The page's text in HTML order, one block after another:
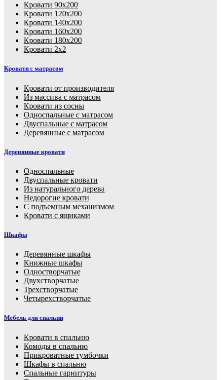
Кровати 90х200
Кровати 120х200
Кровати 140х200
Кровати 160х200
Кровати 180х200
Кровати 2х2
Кровати с матрасом
Кровати от производителя
Из массива с матрасом
Кровати из сосны
Односпальные с матрасом
Двуспальные с матрасом
Деревянные с матрасом
Деревянные кровати
Односпальные
Двуспальные кровати
Из натурального дерева
Недорогие кровати
С подъемным механизмом
Кровати с ящиками
Шкафы
Деревянные шкафы
Книжные шкафы
Одностворчатые
Двухстворчатые
Трехстворчатые
Четырехстворчатые
Мебель для спальни
Кровати в спальню
Комоды в спальню
Прикроватные тумбочки
Шкафы в спальню
Спальные гарнитуры